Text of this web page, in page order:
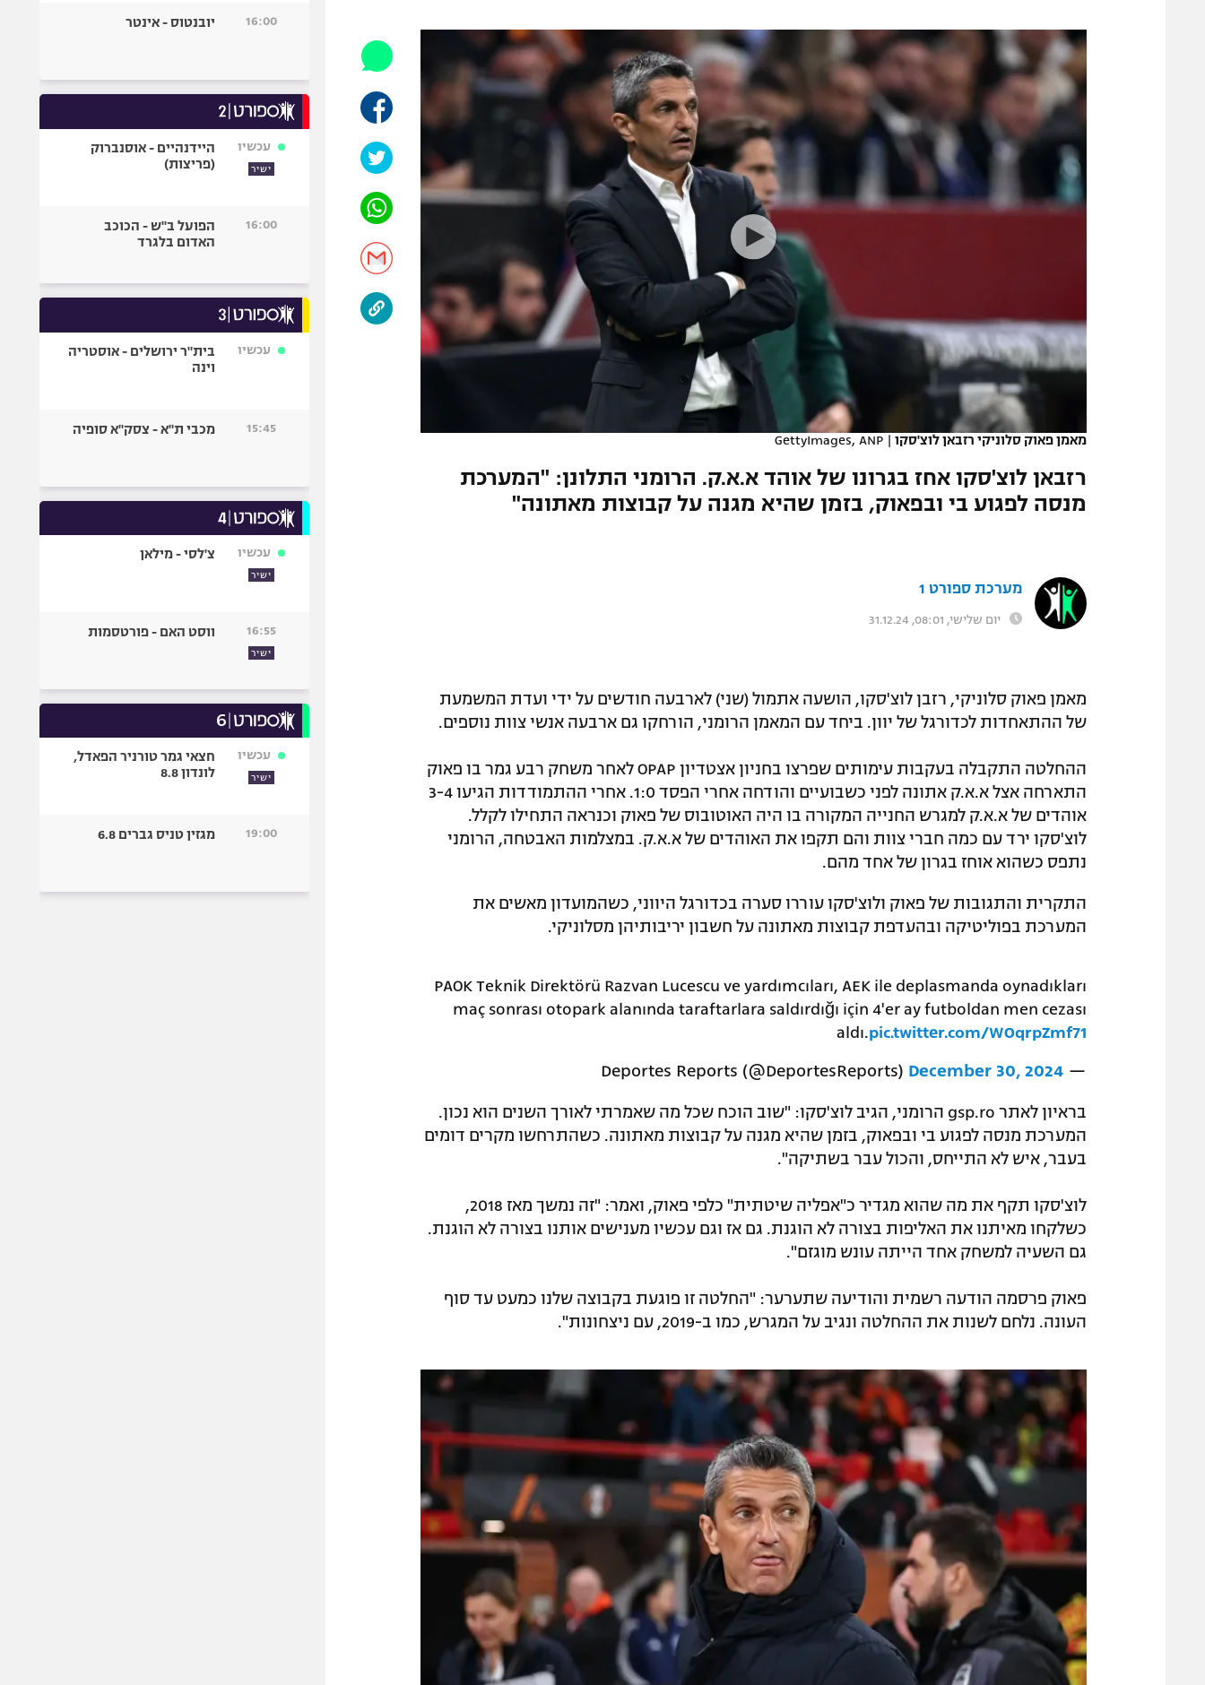
תקנון משתתפים וזוכים בפרסים
תקנון עבור פעילות אלקטרה
תקנון עבור פעילות ספורט 1 – "מרלן"
גיימינג E-Sports
תנאי שימוש
הצטרפות לחבילת הערוצים
לוח דרושים – ג'ובנט
הפועל תל אביב
הפועל חיפה
הפועל באר שבע
מכבי נתניה
בני יהודה
ליגה סינית
ליגה ברזילאית
ליגות נוספות
אופניים
כדורמים
פוטבול אמריקאי NFL
ספורט אתגרי
גיימינג E-Sports
מאמן פאוק סלוניקי רזבאן לוצ'סקו |
GettyImages, ANP
רזבאן לוצ'סקו אחז בגרונו של אוהד א.א.ק. הרומני התלונן: "המערכת
מנסה לפגוע בי ובפאוק, בזמן שהיא מגנה על קבוצות מאתונה"
מערכת ספורט 1
יום שלישי, 08:01, 31.12.24
מאמן פאוק סלוניקי, רזבן לוצ'סקו, הושעה אתמול (שני) לארבעה חודשים על ידי ועדת המשמעת
של ההתאחדות לכדורגל של יוון. ביחד עם המאמן הרומני, הורחקו גם ארבעה אנשי צוות נוספים.
ההחלטה התקבלה בעקבות עימותים שפרצו בחניון אצטדיון OPAP לאחר משחק רבע גמר בו פאוק
התארחה אצל א.א.ק אתונה לפני כשבועיים והודחה אחרי הפסד 1:0. אחרי ההתמודדות הגיעו 3-4
אוהדים של א.א.ק למגרש החנייה המקורה בו היה האוטובוס של פאוק וכנראה התחילו לקלל.
לוצ'סקו ירד עם כמה חברי צוות והם תקפו את האוהדים של א.א.ק. במצלמות האבטחה, הרומני
נתפס כשהוא אוחז בגרון של אחד מהם.
התקרית והתגובות של פאוק ולוצ'סקו עוררו סערה בכדורגל היווני, כשהמועדון מאשים את
המערכת בפוליטיקה ובהעדפת קבוצות מאתונה על חשבון יריבותיהן מסלוניקי.
PAOK Teknik Direktörü Razvan Lucescu ve yardımcıları, AEK ile deplasmanda oynadıkları
maç sonrası otopark alanında taraftarlara saldırdığı için 4'er ay futboldan men cezası
aldı.pic.twitter.com/WOqrpZmf71
— Deportes Reports (@DeportesReports)
December 30, 2024
בראיון לאתר gsp.ro הרומני, הגיב לוצ'סקו: "שוב הוכח שכל מה שאמרתי לאורך השנים הוא נכון.
המערכת מנסה לפגוע בי ובפאוק, בזמן שהיא מגנה על קבוצות מאתונה. כשהתרחשו מקרים דומים
בעבר, איש לא התייחס, והכול עבר בשתיקה".
לוצ'סקו תקף את מה שהוא מגדיר כ"אפליה שיטתית" כלפי פאוק, ואמר: "זה נמשך מאז 2018,
כשלקחו מאיתנו את האליפות בצורה לא הוגנת. גם אז וגם עכשיו מענישים אותנו בצורה לא הוגנת.
גם השעיה למשחק אחד הייתה עונש מוגזם".
פאוק פרסמה הודעה רשמית והודיעה שתערער: "החלטה זו פוגעת בקבוצה שלנו כמעט עד סוף
העונה. נלחם לשנות את ההחלטה ונגיב על המגרש, כמו ב-2019, עם ניצחונות".
16:00 יובנטוס - אינטר
עכשיו
ישיר
היידנהיים - אוסנברוק
(פריצות)
16:00
הפועל ב"ש - הכוכב
האדום בלגרד
עכשיו
בית"ר ירושלים - אוסטריה
וינה
15:45 מכבי ת"א - צסק"א סופיה
עכשיו
ישיר
צ'לסי - מילאן
16:55
ישיר
ווסט האם - פורטסמות
עכשיו
ישיר
חצאי גמר טורניר הפאדל,
לונדון 8.8
19:00 מגזין טניס גברים 6.8